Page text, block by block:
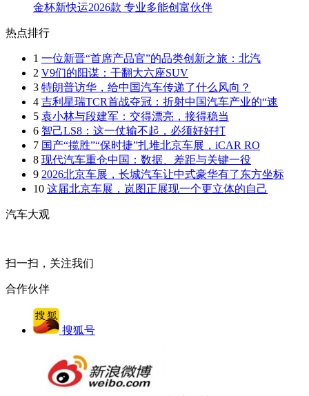
金杯新快运2026款 专业多能创富伙伴
热点排行
1 一位新晋“首席产品官”的品类创新之旅：北汽
2 V9们的阳谋：干翻大六座SUV
3 特朗普访华，给中国汽车传递了什么风向？
4 吉利星瑞TCR首战夺冠：折射中国汽车产业的“速
5 袁小林与段建军：交得漂亮，接得稳当
6 智己LS8：这一仗输不起，必须好好打
7 国产“揽胜”“保时捷”扎堆北京车展，iCAR RO
8 现代汽车重仓中国：数据、差距与关键一役
9 2026北京车展，长城汽车让中式豪华有了东方坐标
10 这届北京车展，岚图正展现一个更立体的自己
汽车大观
扫一扫，关注我们
合作伙伴
搜狐号